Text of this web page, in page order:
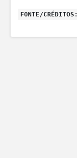
FONTE/CRÉDITOS: